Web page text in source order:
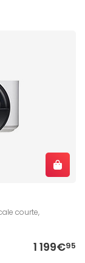
courte,
1 199€95